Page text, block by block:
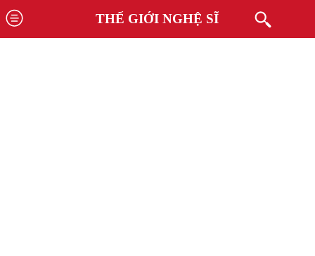
THẾ GIỚI NGHỆ SĨ